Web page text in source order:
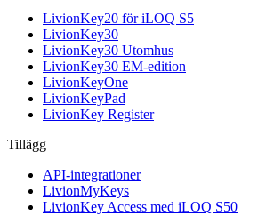
LivionKey20 för iLOQ S5
LivionKey30
LivionKey30 Utomhus
LivionKey30 EM-edition
LivionKeyOne
LivionKeyPad
LivionKey Register
Tillägg
API-integrationer
LivionMyKeys
LivionKey Access med iLOQ S50